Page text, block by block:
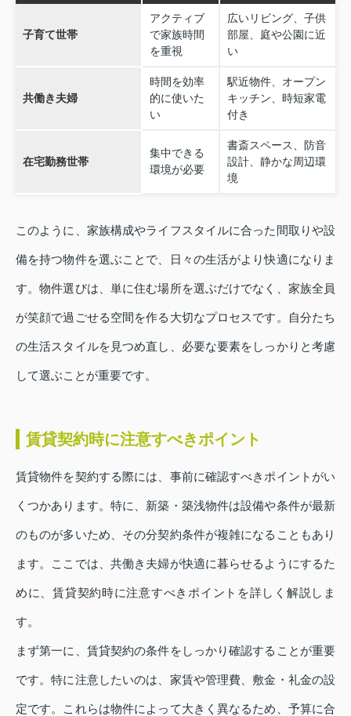
子育て世帯
アクティブ
で家族時間
を重視
広いリビング、子供
部屋、庭や公園に近
い
共働き夫婦
時間を効率
的に使いた
い
駅近物件、オープン
キッチン、時短家電
付き
在宅勤務世帯
集中できる
環境が必要
書斎スペース、防音
設計、静かな周辺環
境
このように、家族構成やライフスタイルに合った間取りや設
備を持つ物件を選ぶことで、日々の生活がより快適になりま
す。物件選びは、単に住む場所を選ぶだけでなく、家族全員
が笑顔で過ごせる空間を作る大切なプロセスです。自分たち
の生活スタイルを見つめ直し、必要な要素をしっかりと考慮
して選ぶことが重要です。
賃貸契約時に注意すべきポイント
賃貸物件を契約する際には、事前に確認すべきポイントがい
くつかあります。特に、新築・築浅物件は設備や条件が最新
のものが多いため、その分契約条件が複雑になることもあり
ます。ここでは、共働き夫婦が快適に暮らせるようにするた
めに、賃貸契約時に注意すべきポイントを詳しく解説しま
す。
まず第一に、賃貸契約の条件をしっかり確認することが重要
です。特に注意したいのは、家賃や管理費、敷金・礼金の設
定です。これらは物件によって大きく異なるため、予算に合